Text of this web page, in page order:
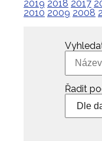
2019 2018 2017
2010 2009 2008
Řadit